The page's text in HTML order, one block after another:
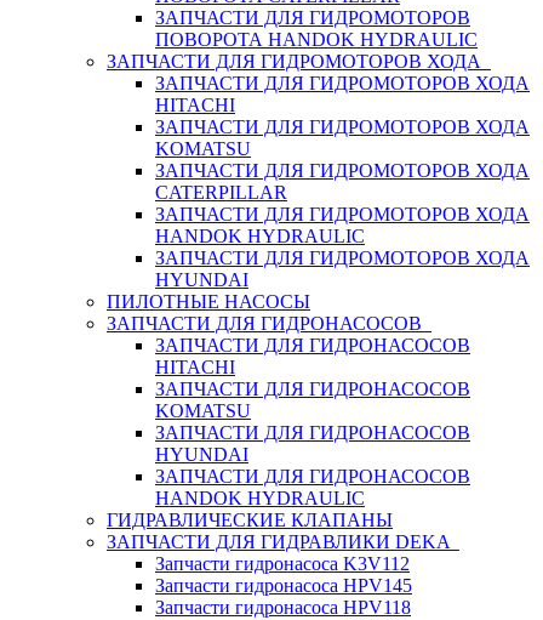
ЗАПЧАСТИ ДЛЯ ГИДРОМОТОРОВ
ПОВОРОТА HANDOK HYDRAULIC
ЗАПЧАСТИ ДЛЯ ГИДРОМОТОРОВ ХОДА
ЗАПЧАСТИ ДЛЯ ГИДРОМОТОРОВ ХОДА
HITACHI
ЗАПЧАСТИ ДЛЯ ГИДРОМОТОРОВ ХОДА
KOMATSU
ЗАПЧАСТИ ДЛЯ ГИДРОМОТОРОВ ХОДА
CATERPILLAR
ЗАПЧАСТИ ДЛЯ ГИДРОМОТОРОВ ХОДА
HANDOK HYDRAULIC
ЗАПЧАСТИ ДЛЯ ГИДРОМОТОРОВ ХОДА
HYUNDAI
ПИЛОТНЫЕ НАСОСЫ
ЗАПЧАСТИ ДЛЯ ГИДРОНАСОСОВ
ЗАПЧАСТИ ДЛЯ ГИДРОНАСОСОВ
HITACHI
ЗАПЧАСТИ ДЛЯ ГИДРОНАСОСОВ
KOMATSU
ЗАПЧАСТИ ДЛЯ ГИДРОНАСОСОВ
HYUNDAI
ЗАПЧАСТИ ДЛЯ ГИДРОНАСОСОВ
HANDOK HYDRAULIC
ГИДРАВЛИЧЕСКИЕ КЛАПАНЫ
ЗАПЧАСТИ ДЛЯ ГИДРАВЛИКИ DEKA
Запчасти гидронасоса K3V112
Запчасти гидронасоса HPV145
Запчасти гидронасоса HPV118